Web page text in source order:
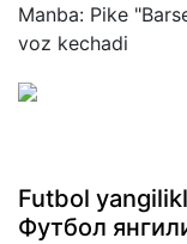
Manba: Pike
voz kechadi
Futbol
Футбол